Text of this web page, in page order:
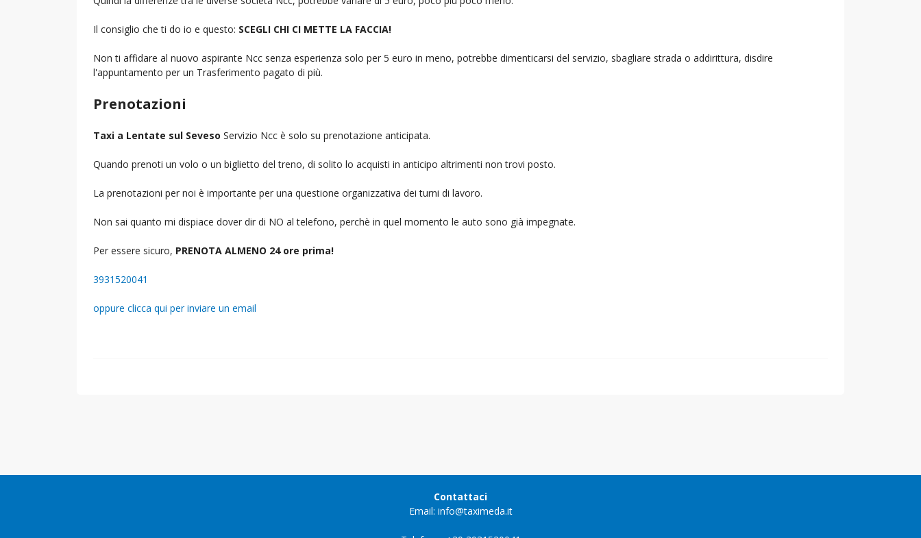
Il consiglio che ti do io e questo: SCEGLI CHI CI METTE LA FACCIA!
Non ti affidare al nuovo aspirante Ncc senza esperienza solo per 5 euro in meno, potrebbe dimenticarsi del servizio, sbagliare strada o addirittura, disdire
l'appuntamento per un Trasferimento pagato di più.
Prenotazioni
Taxi a Lentate sul Seveso Servizio Ncc è solo su prenotazione anticipata.
Quando prenoti un volo o un biglietto del treno, di solito lo acquisti in anticipo altrimenti non trovi posto.
La prenotazioni per noi è importante per una questione organizzativa dei turni di lavoro.
Non sai quanto mi dispiace dover dir di NO al telefono, perchè in quel momento le auto sono già impegnate.
Per essere sicuro, PRENOTA ALMENO 24 ore prima!
3931520041
oppure clicca qui per inviare un email
Contattaci
Email: info@taximeda.it